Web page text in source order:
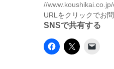
//
URLをクリックでお
SNSで共有する